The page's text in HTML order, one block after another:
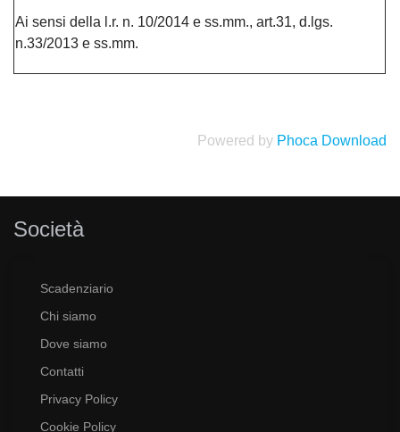
Ai sensi della l.r. n. 10/2014 e ss.mm., art.31, d.lgs.
n.33/2013 e ss.mm.
Powered by Phoca Download
Società
Scadenziario
Chi siamo
Dove siamo
Contatti
Privacy Policy
Cookie Policy